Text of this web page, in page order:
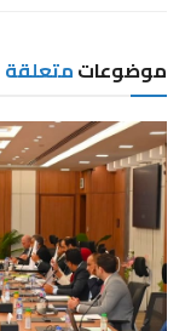
موضوعاتمتعلقة